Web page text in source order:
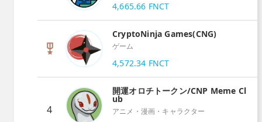
4,665.66 FNCT
CryptoNinja Games(CNG)
ゲーム
4,572.34 FNCT
4
開運オロチトークン/CNP Meme Cl
ub
アニメ・漫画・キャラクター